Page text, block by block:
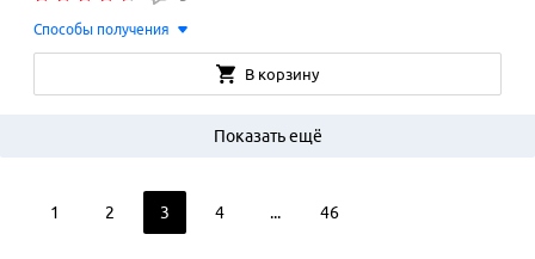
Способы получения
В корзину
1 2 3 4 ... 46
Показать ещё